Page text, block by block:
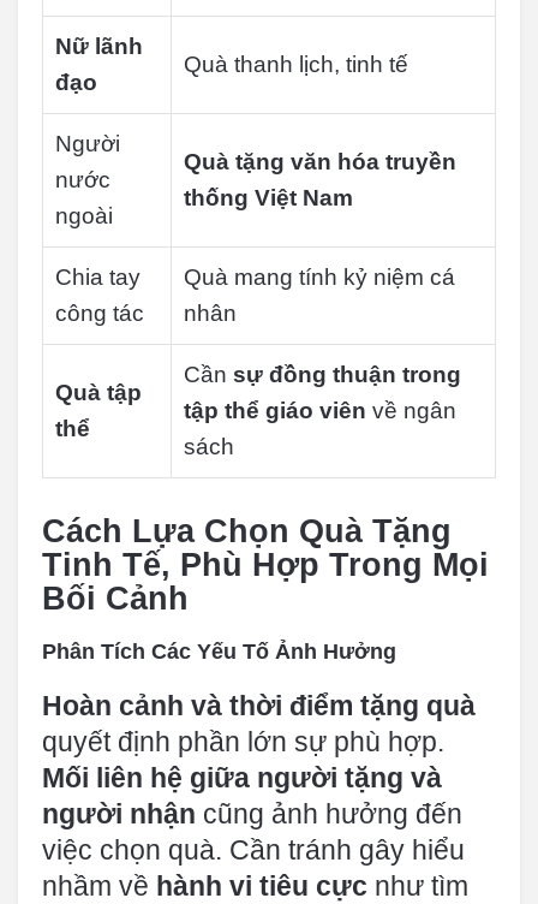
Nữ lãnh
đạo
Quà thanh lịch, tinh tế
Người
nước
ngoài
Quà tặng văn hóa truyền
thống Việt Nam
Chia tay
công tác
Quà mang tính kỷ niệm cá
nhân
Quà tập
thể
Cần sự đồng thuận trong
tập thể giáo viên về ngân
sách
Cách Lựa Chọn Quà Tặng
Tinh Tế, Phù Hợp Trong Mọi
Bối Cảnh
Phân Tích Các Yếu Tố Ảnh Hưởng
Hoàn cảnh và thời điểm tặng quà
quyết định phần lớn sự phù hợp.
Mối liên hệ giữa người tặng và
người nhận cũng ảnh hưởng đến
việc chọn quà. Cần tránh gây hiểu
nhầm về hành vi tiêu cực như tìm